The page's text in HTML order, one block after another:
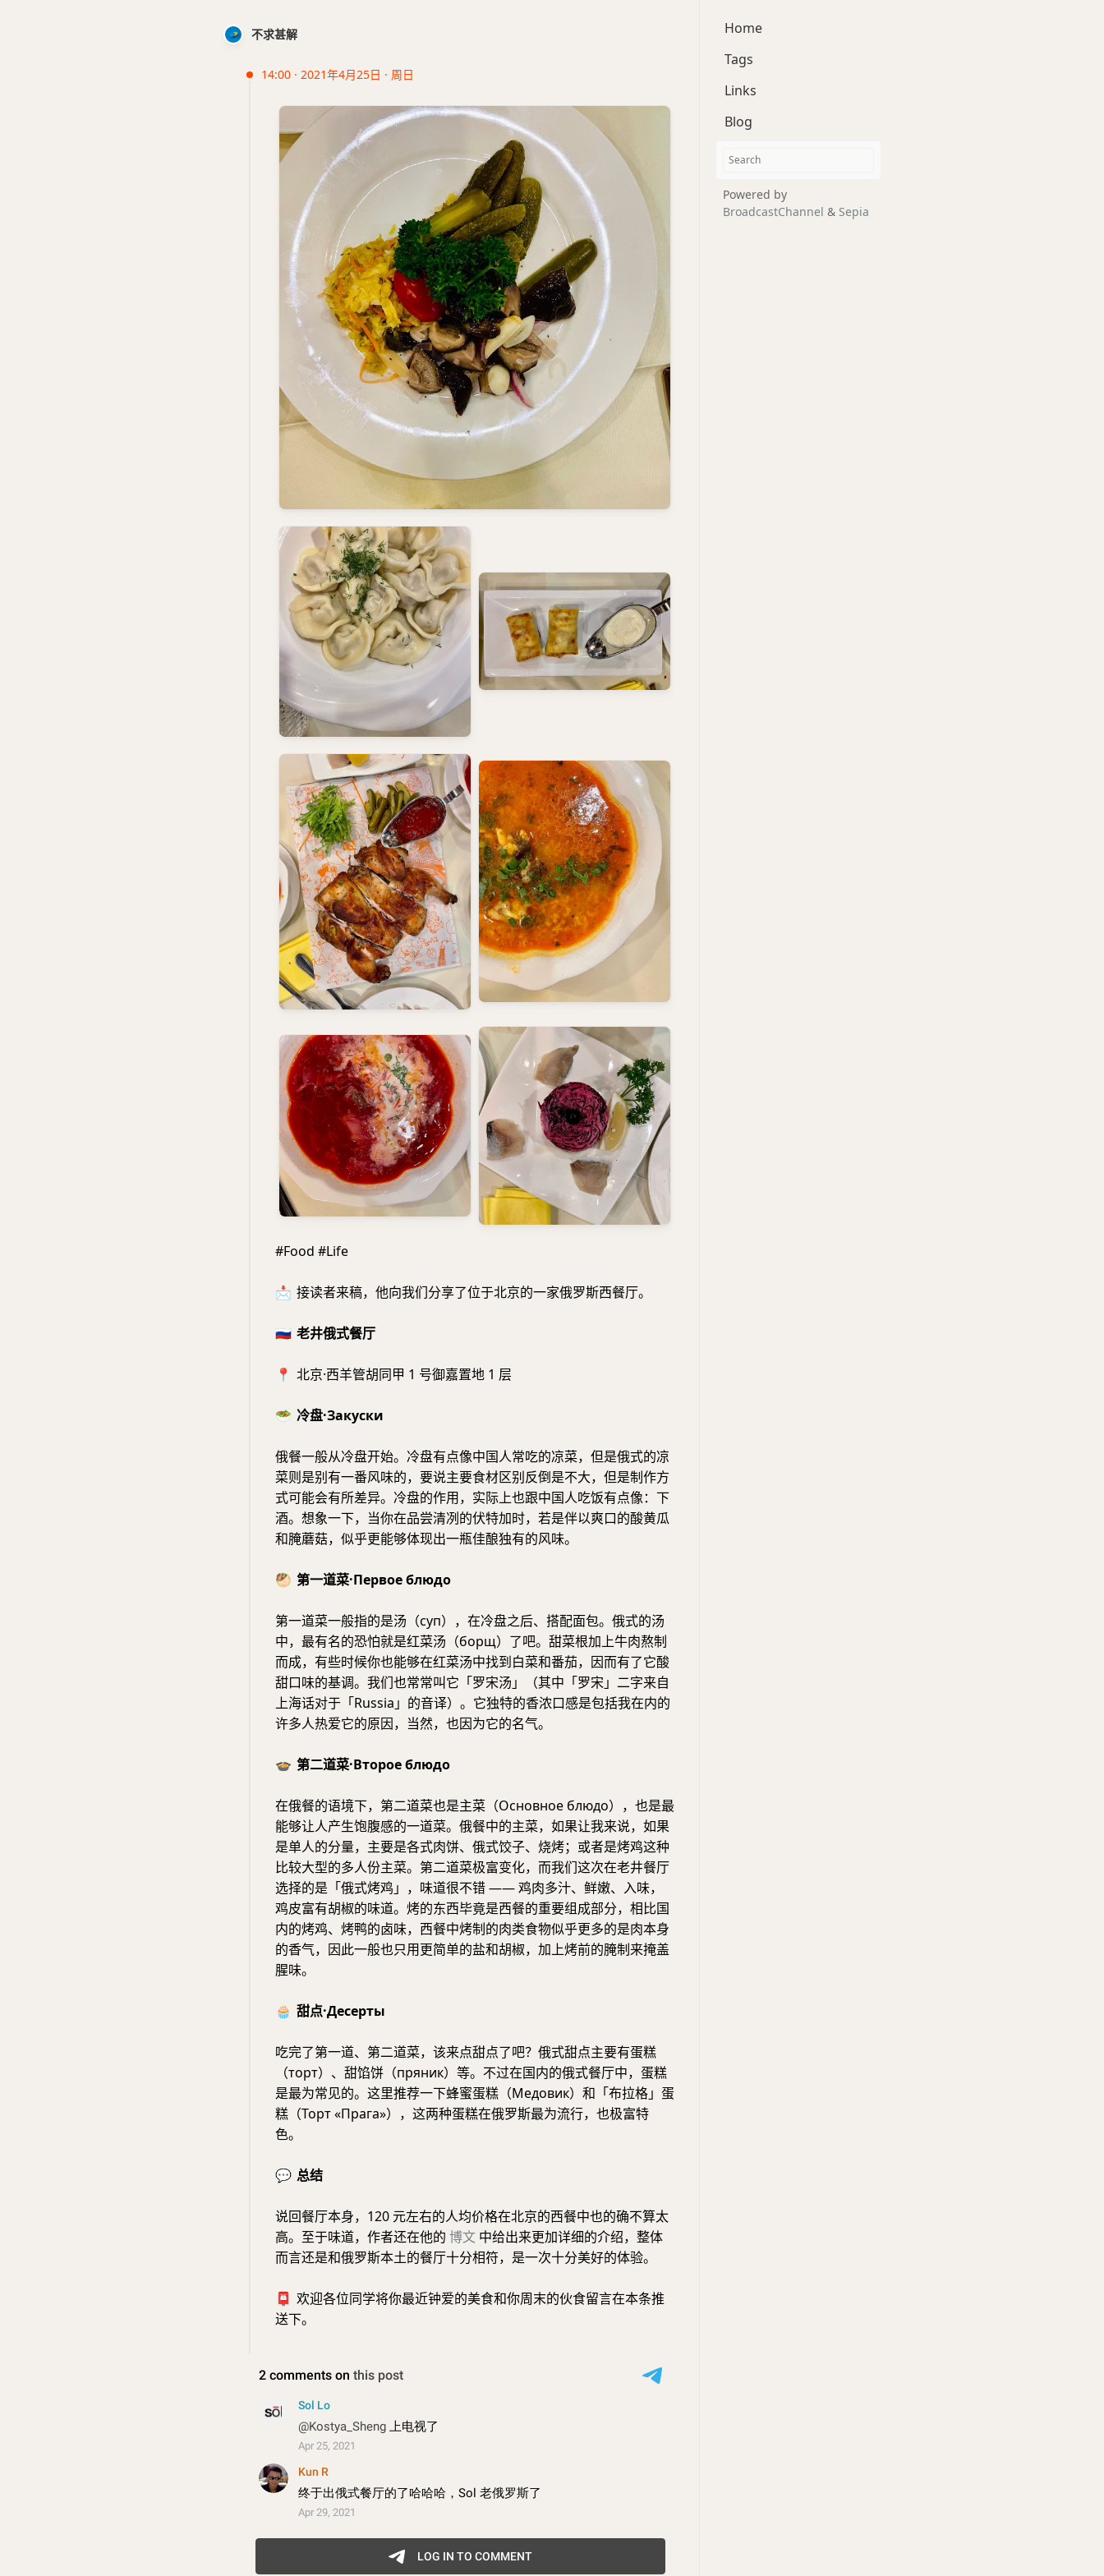
不求甚解
14:00 · 2021年4月25日 · 周日
#Food #Life
📩 接读者来稿，他向我们分享了位于北京的一家俄罗斯西餐厅。
🇷🇺 老井俄式餐厅
📍 北京·西羊管胡同甲 1 号御嘉置地 1 层
🥗 冷盘·Закуски
俄餐一般从冷盘开始。冷盘有点像中国人常吃的凉菜，但是俄式的凉
菜则是别有一番风味的，要说主要食材区别反倒是不大，但是制作方
式可能会有所差异。冷盘的作用，实际上也跟中国人吃饭有点像：下
酒。想象一下，当你在品尝清冽的伏特加时，若是伴以爽口的酸黄瓜
和腌蘑菇，似乎更能够体现出一瓶佳酿独有的风味。
🥙 第一道菜·Первое блюдо
第一道菜一般指的是汤（суп），在冷盘之后、搭配面包。俄式的汤
中，最有名的恐怕就是红菜汤（борщ）了吧。甜菜根加上牛肉熬制
而成，有些时候你也能够在红菜汤中找到白菜和番茄，因而有了它酸
甜口味的基调。我们也常常叫它「罗宋汤」（其中「罗宋」二字来自
上海话对于「Russia」的音译）。它独特的香浓口感是包括我在内的
许多人热爱它的原因，当然，也因为它的名气。
🍲 第二道菜·Второе блюдо
在俄餐的语境下，第二道菜也是主菜（Основное блюдо），也是最
能够让人产生饱腹感的一道菜。俄餐中的主菜，如果让我来说，如果
是单人的分量，主要是各式肉饼、俄式饺子、烧烤；或者是烤鸡这种
比较大型的多人份主菜。第二道菜极富变化，而我们这次在老井餐厅
选择的是「俄式烤鸡」，味道很不错 —— 鸡肉多汁、鲜嫩、入味，
鸡皮富有胡椒的味道。烤的东西毕竟是西餐的重要组成部分，相比国
内的烤鸡、烤鸭的卤味，西餐中烤制的肉类食物似乎更多的是肉本身
的香气，因此一般也只用更简单的盐和胡椒，加上烤前的腌制来掩盖
腥味。
🧁 甜点·Десерты
吃完了第一道、第二道菜，该来点甜点了吧？俄式甜点主要有蛋糕
（торт）、甜馅饼（пряник）等。不过在国内的俄式餐厅中，蛋糕
是最为常见的。这里推荐一下蜂蜜蛋糕（Медовик）和「布拉格」蛋
糕（Торт «Прага»），这两种蛋糕在俄罗斯最为流行，也极富特
色。
💬 总结
说回餐厅本身，120 元左右的人均价格在北京的西餐中也的确不算太
高。至于味道，作者还在他的 博文 中给出来更加详细的介绍，整体
而言还是和俄罗斯本土的餐厅十分相符，是一次十分美好的体验。
📮 欢迎各位同学将你最近钟爱的美食和你周末的伙食留言在本条推
送下。
Home
Tags
Links
Blog
Powered by
BroadcastChannel & Sepia